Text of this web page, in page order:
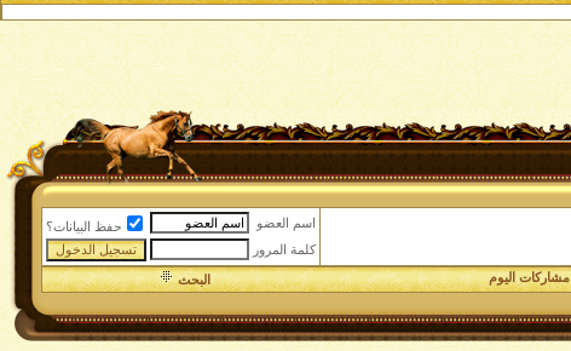
اسم العضو
حفظ البيانات؟
كلمة المرور
مشاركات اليوم البحث